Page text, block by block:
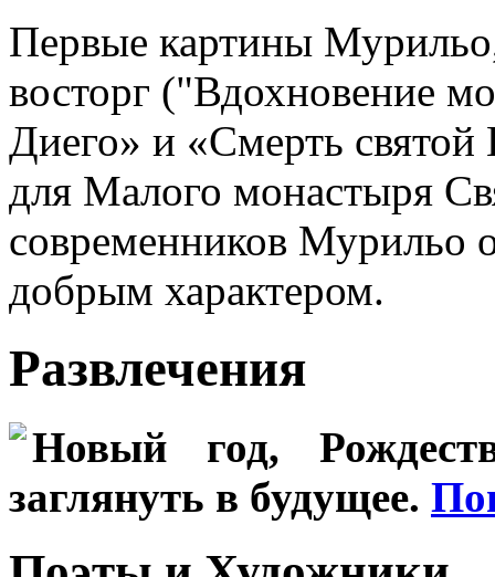
Первые картины
восторг ("Вдохновение
Диего» и «Смерть
для Малого монастыря
современников Мурильо
добрым характером.
Развлечения
Новый год,
заглянуть в будущее.